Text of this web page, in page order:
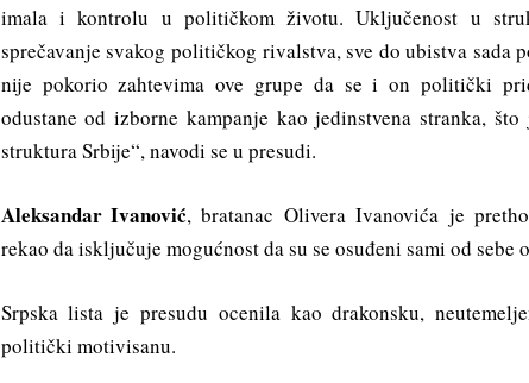
imala i kontrolu u političkom životu. Uključenost u
sprečavanje svakog političkog rivalstva, sve do ubistva sada
nije pokorio zahtevima ove grupe da se i on politički
odustane od izborne kampanje kao jedinstvena stranka,
struktura Srbije“, navodi se u presudi.
Aleksandar Ivanović, bratanac Olivera Ivanovića je
rekao da isključuje mogućnost da su se osuđeni sami od sebe
Srpska lista je presudu ocenila kao drakonsku,
politički motivisanu.